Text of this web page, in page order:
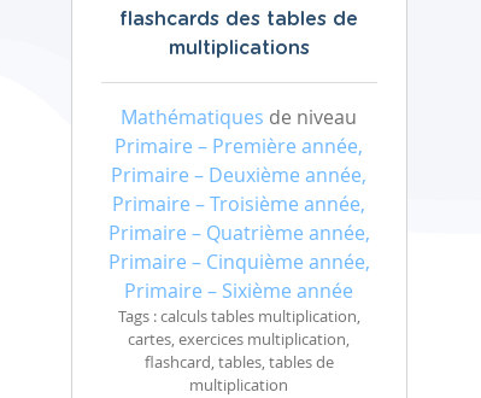
flashcards des tables de
multiplications
Mathématiques de niveau
Primaire – Première année,
Primaire – Deuxième année,
Primaire – Troisième année,
Primaire – Quatrième année,
Primaire – Cinquième année,
Primaire – Sixième année
Tags : calculs tables multiplication,
cartes, exercices multiplication,
flashcard, tables, tables de
multiplication